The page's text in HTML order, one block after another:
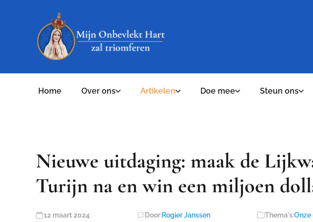
Home Over ons Artikelen Doe mee Steun ons
Nieuwe uitdaging: maak de
Turijn na en win een miljoen
12 maart 2024 Door:Rogier Janssen Thema's:Onze